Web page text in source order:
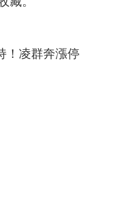
！凌群奔漲停